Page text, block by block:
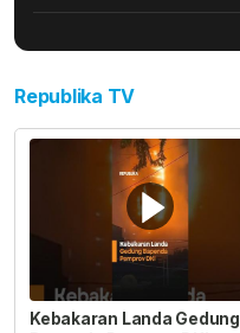
Republika TV
Kebakaran Landa Gedung